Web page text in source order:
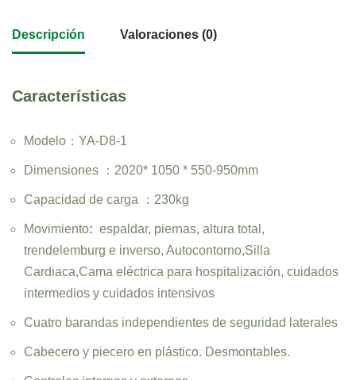
Descripción Valoraciones (0)
Características
Modelo：YA-D8-1
Dimensiones ：2020* 1050 * 550-950mm
Capacidad de carga ：230kg
Movimiento: espaldar, piernas, altura total,
trendelemburg e inverso, Autocontorno,Silla
Cardiaca,Cama eléctrica para hospitalización, cuidados
intermedios y cuidados intensivos
Cuatro barandas independientes de seguridad laterales
Cabecero y piecero en plástico. Desmontables.